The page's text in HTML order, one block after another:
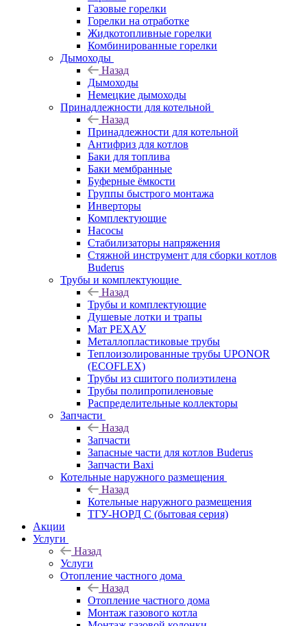
Газовые горелки
Горелки на отработке
Жидкотопливные горелки
Комбинированные горелки
Дымоходы
Назад
Дымоходы
Немецкие дымоходы
Принадлежности для котельной
Назад
Принадлежности для котельной
Антифриз для котлов
Баки для топлива
Баки мембранные
Буферные ёмкости
Группы быстрого монтажа
Инверторы
Комплектующие
Насосы
Стабилизаторы напряжения
Стяжной инструмент для сборки котлов
Buderus
Трубы и комплектующие
Назад
Трубы и комплектующие
Душевые лотки и трапы
Мат РЕХАУ
Металлопластиковые трубы
Теплоизолированные трубы UPONOR
(ECOFLEX)
Трубы из сшитого полиэтилена
Трубы полипропиленовые
Распределительные коллекторы
Запчасти
Назад
Запчасти
Запасные части для котлов Buderus
Запчасти Baxi
Котельные наружного размещения
Назад
Котельные наружного размещения
ТГУ-НОРД С (бытовая серия)
Акции
Услуги
Назад
Услуги
Отопление частного дома
Назад
Отопление частного дома
Монтаж газового котла